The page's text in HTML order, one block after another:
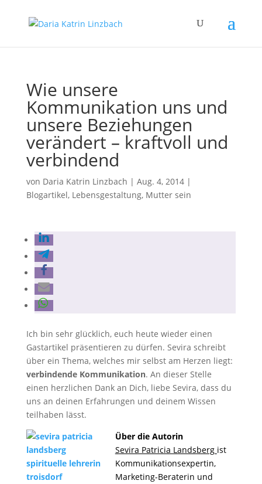
Wie unsere
Kommunikation uns und
unsere Beziehungen
verändert – kraftvoll und
verbindend
von Daria Katrin Linzbach | Aug. 4, 2014|
Blogartikel, Lebensgestaltung, Mutter sein
Ich bin sehr glücklich, euch heute wieder einen
Gastartikel präsentieren zu dürfen. Sevira schreibt
über ein Thema, welches mir selbst am Herzen liegt:
verbindende Kommunikation. An dieser Stelle
einen herzlichen Dank an Dich, liebe Sevira, dass du
uns an deinen Erfahrungen und deinem Wissen
teilhaben lässt.
Über die Autorin
Sevira Patricia Landsberg ist
Kommunikationsexpertin,
Marketing-Beraterin und